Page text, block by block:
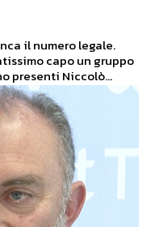
il numero legale.
capo un gruppo
presenti Niccolò...